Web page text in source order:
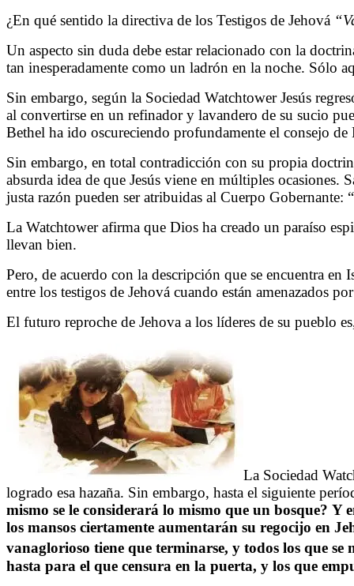
¿En qué sentido la directiva de los Testigos de Jehová
Un aspecto sin duda debe estar relacionado con la
tan inesperadamente como un ladrón en la noche. Sólo
Sin embargo, según la Sociedad Watchtower Jesús
al convertirse en un refinador y lavandero de su sucio
Bethel ha ido oscureciendo profundamente el consejo de
Sin embargo, en total contradicción con su propia
absurda idea de que Jesús viene en múltiples ocasiones.
justa razón pueden ser atribuidas al Cuerpo Gobernante:
La Watchtower afirma que Dios ha creado un paraíso
llevan bien.
Pero, de acuerdo con la descripción que se encuentra en
entre los testigos de Jehová cuando están amenazados
El futuro reproche de Jehova a los líderes de su pueblo
La Sociedad
logrado esa hazaña. Sin embargo, hasta el siguiente
mismo se le considerará lo mismo que un bosque? Y
los mansos ciertamente aumentarán su regocijo en
vanaglorioso tiene que terminarse, y todos los que
hasta para el que censura en la puerta, y los que